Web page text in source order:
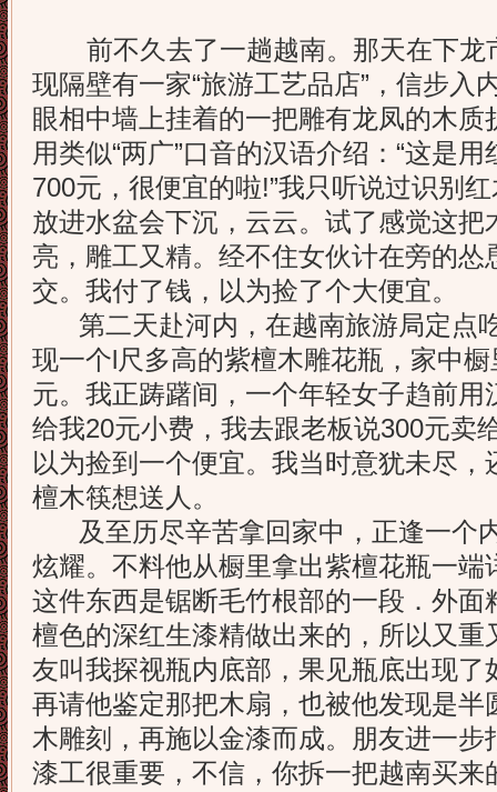
前不久去了一趟越南。那天在下龙
现隔壁有一家“旅游工艺品店”，信步入
眼相中墙上挂着的一把雕有龙凤的木
用类似“两广”口音的汉语介绍：“这是
700元，很便宜的啦!”我只听说过识别
放进水盆会下沉，云云。试了感觉这
亮，雕工又精。经不住女伙计在旁的怂
交。我付了钱，以为捡了个大便宜。
第二天赴河内，在越南旅游局定点
现一个l尺多高的紫檀木雕花瓶，家中
元。我正踌躇间，一个年轻女子趋前
给我20元小费，我去跟老板说300元卖
以为捡到一个便宜。我当时意犹未尽，
檀木筷想送人。
及至历尽辛苦拿回家中，正逢一个
炫耀。不料他从橱里拿出紫檀花瓶一端
这件东西是锯断毛竹根部的一段．外面
檀色的深红生漆精做出来的，所以又重
友叫我探视瓶内底部，果见瓶底出现了
再请他鉴定那把木扇，也被他发现是半
木雕刻，再施以金漆而成。朋友进一
漆工很重要，不信，你拆一把越南买来